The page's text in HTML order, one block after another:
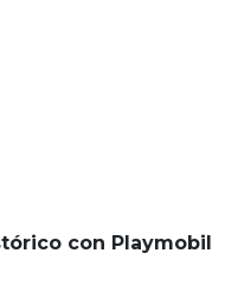
con Playmobil